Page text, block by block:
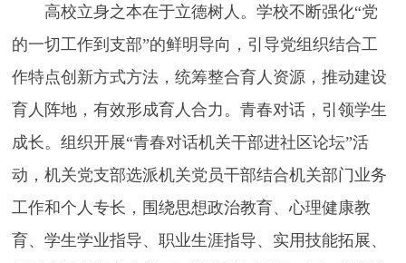
高校立身之本在于立德树人。学校不断强化“党
的一切工作到支部”的鲜明导向，引导党组织结合工
作特点创新方式方法，统筹整合育人资源，推动建设
育人阵地，有效形成育人合力。青春对话，引领学生
成长。组织开展“青春对话机关干部进社区论坛”活
动，机关党支部选派机关党员干部结合机关部门业务
工作和个人专长，围绕思想政治教育、心理健康教
育、学生学业指导、职业生涯指导、实用技能拓展、